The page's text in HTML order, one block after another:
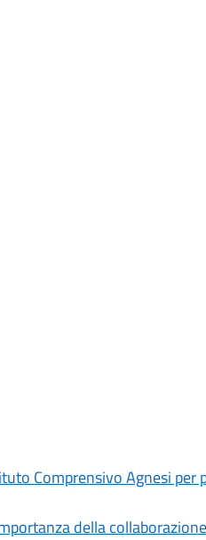
Comprensivo Agnesi per
della